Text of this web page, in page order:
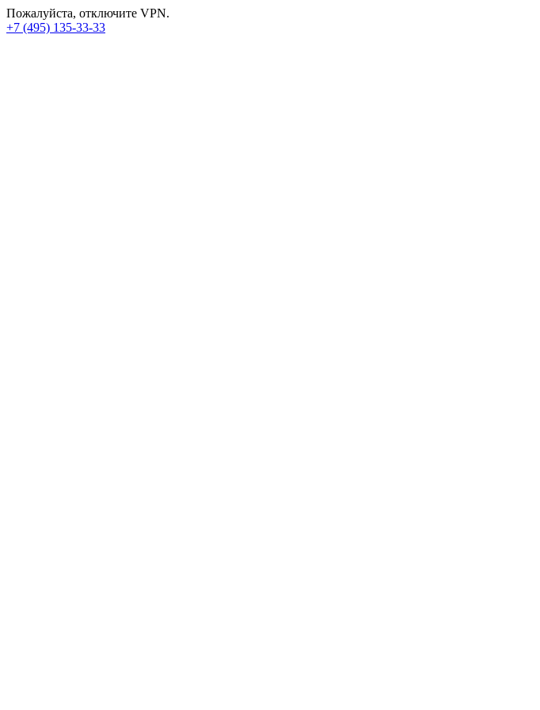
Пожалуйста, отключите VPN.
+7 (495) 135-33-33